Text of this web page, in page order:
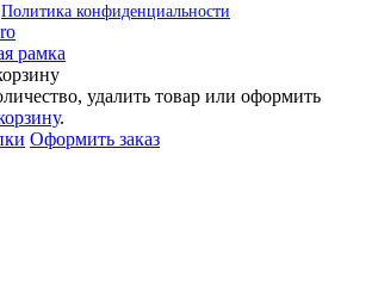
Политика конфиденциальности
рамка
удалить товар или оформить
.
Оформить заказ